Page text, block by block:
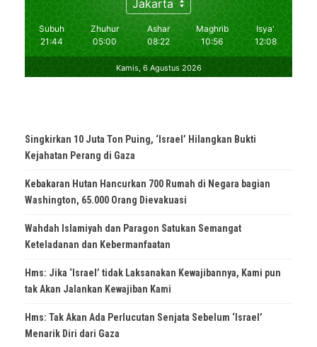
Singkirkan 10 Juta Ton Puing, ‘Israel’ Hilangkan Bukti
Kejahatan Perang di Gaza
Kebakaran Hutan Hancurkan 700 Rumah di Negara bagian
Washington, 65.000 Orang Dievakuasi
Wahdah Islamiyah dan Paragon Satukan Semangat
Keteladanan dan Kebermanfaatan
Hms: Jika ‘Israel’ tidak Laksanakan Kewajibannya, Kami pun
tak Akan Jalankan Kewajiban Kami
Hms: Tak Akan Ada Perlucutan Senjata Sebelum ‘Israel’
Menarik Diri dari Gaza